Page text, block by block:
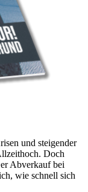
und steigender
Doch
Abverkauf bei
wie schnell sich